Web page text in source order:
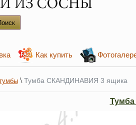
Как купить
\ Тумба СКАНДИНАВИЯ 3 ящика